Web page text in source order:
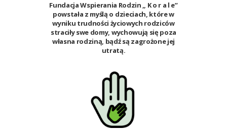
Fundacja Wspierania Rodzin „ K o r a l e”
powstała z myślą o dzieciach, które w
wyniku trudności życiowych rodziców
straciły swe domy, wychowują się poza
własna rodziną, bądź są zagrożone jej
utratą.